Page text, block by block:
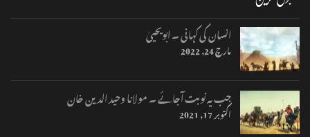
انسان کی کہانی ۔ ابویحییٰ
مارچ 24, 2022
جب یہ نوبت آجائے ۔ مولانا وحید الدین خان
اکتوبر 17, 2021